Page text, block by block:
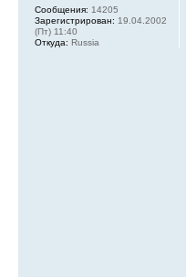
Сообщения: 14205
Зарегистрирован: 19.04.2002
(Пт) 11:40
Откуда: Russia